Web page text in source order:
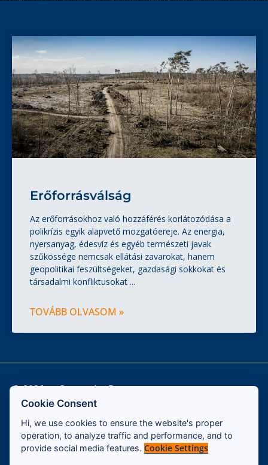
Erőforrásválság
Az erőforrásokhoz való hozzáférés korlátozódása a
polikrízis egyik alapvető mozgatóereje. Az energia,
nyersanyag, édesvíz és egyéb természeti javak
szűkössége nemcsak ellátási zavarokat, hanem
geopolitikai feszültségeket, gazdasági sokkokat és
társadalmi konfliktusokat
TOVÁBB OLVASOM »
© 2026 — Cassandra Program
Kapcsolat
Impresszum
Cookie Consent
Hi, we use cookies to ensure the website's proper
operation, to analyze traffic and performance, and to
provide social media features.Cookie Settings